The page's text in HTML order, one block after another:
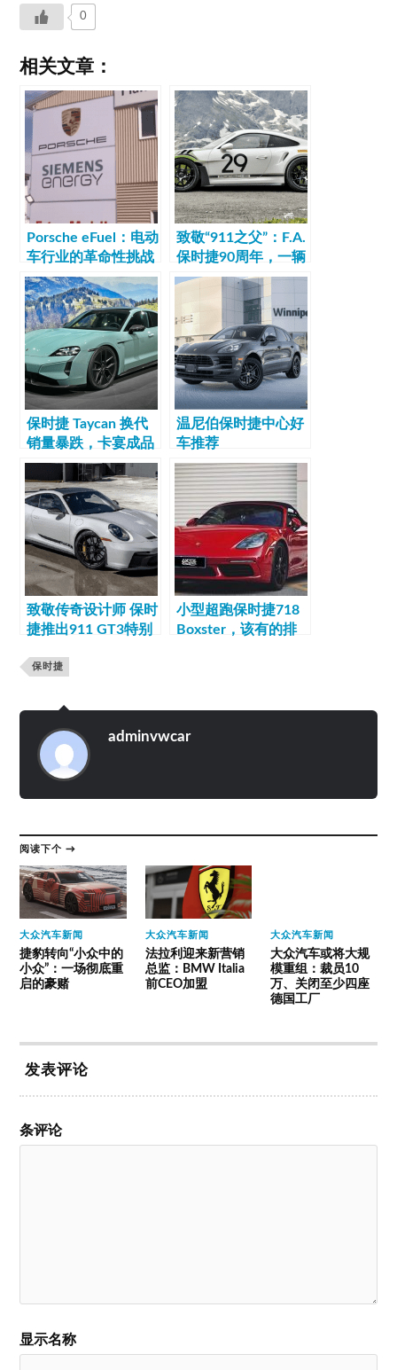
0
相关文章：
Porsche eFuel：电动
车行业的革命性挑战
者
致敬“911之父”：F.A.
保时捷90周年，一辆
GT3与一只表的圆满
保时捷 Taycan 换代
销量暴跌，卡宴成品
牌救星
温尼伯保时捷中心好
车推荐
致敬传奇设计师 保时
捷推出911 GT3特别
小型超跑保时捷718
Boxster，该有的排
保时捷
adminvwcar
阅读下个 →
大众汽车新闻
捷豹转向“小众中的
小众”：一场彻底重
启的豪赌
大众汽车新闻
法拉利迎来新营销
总监：BMW Italia
前CEO加盟
大众汽车新闻
大众汽车或将大规
模重组：裁员10
万、关闭至少四座
德国工厂
发表评论
条评论
显示名称